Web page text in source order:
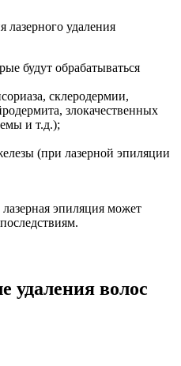
лазерного удаления
будут обрабатываться
склеродермии,
злокачественных
и т.д.);
(при лазерной эпиляции
эпиляция может
удаления волос